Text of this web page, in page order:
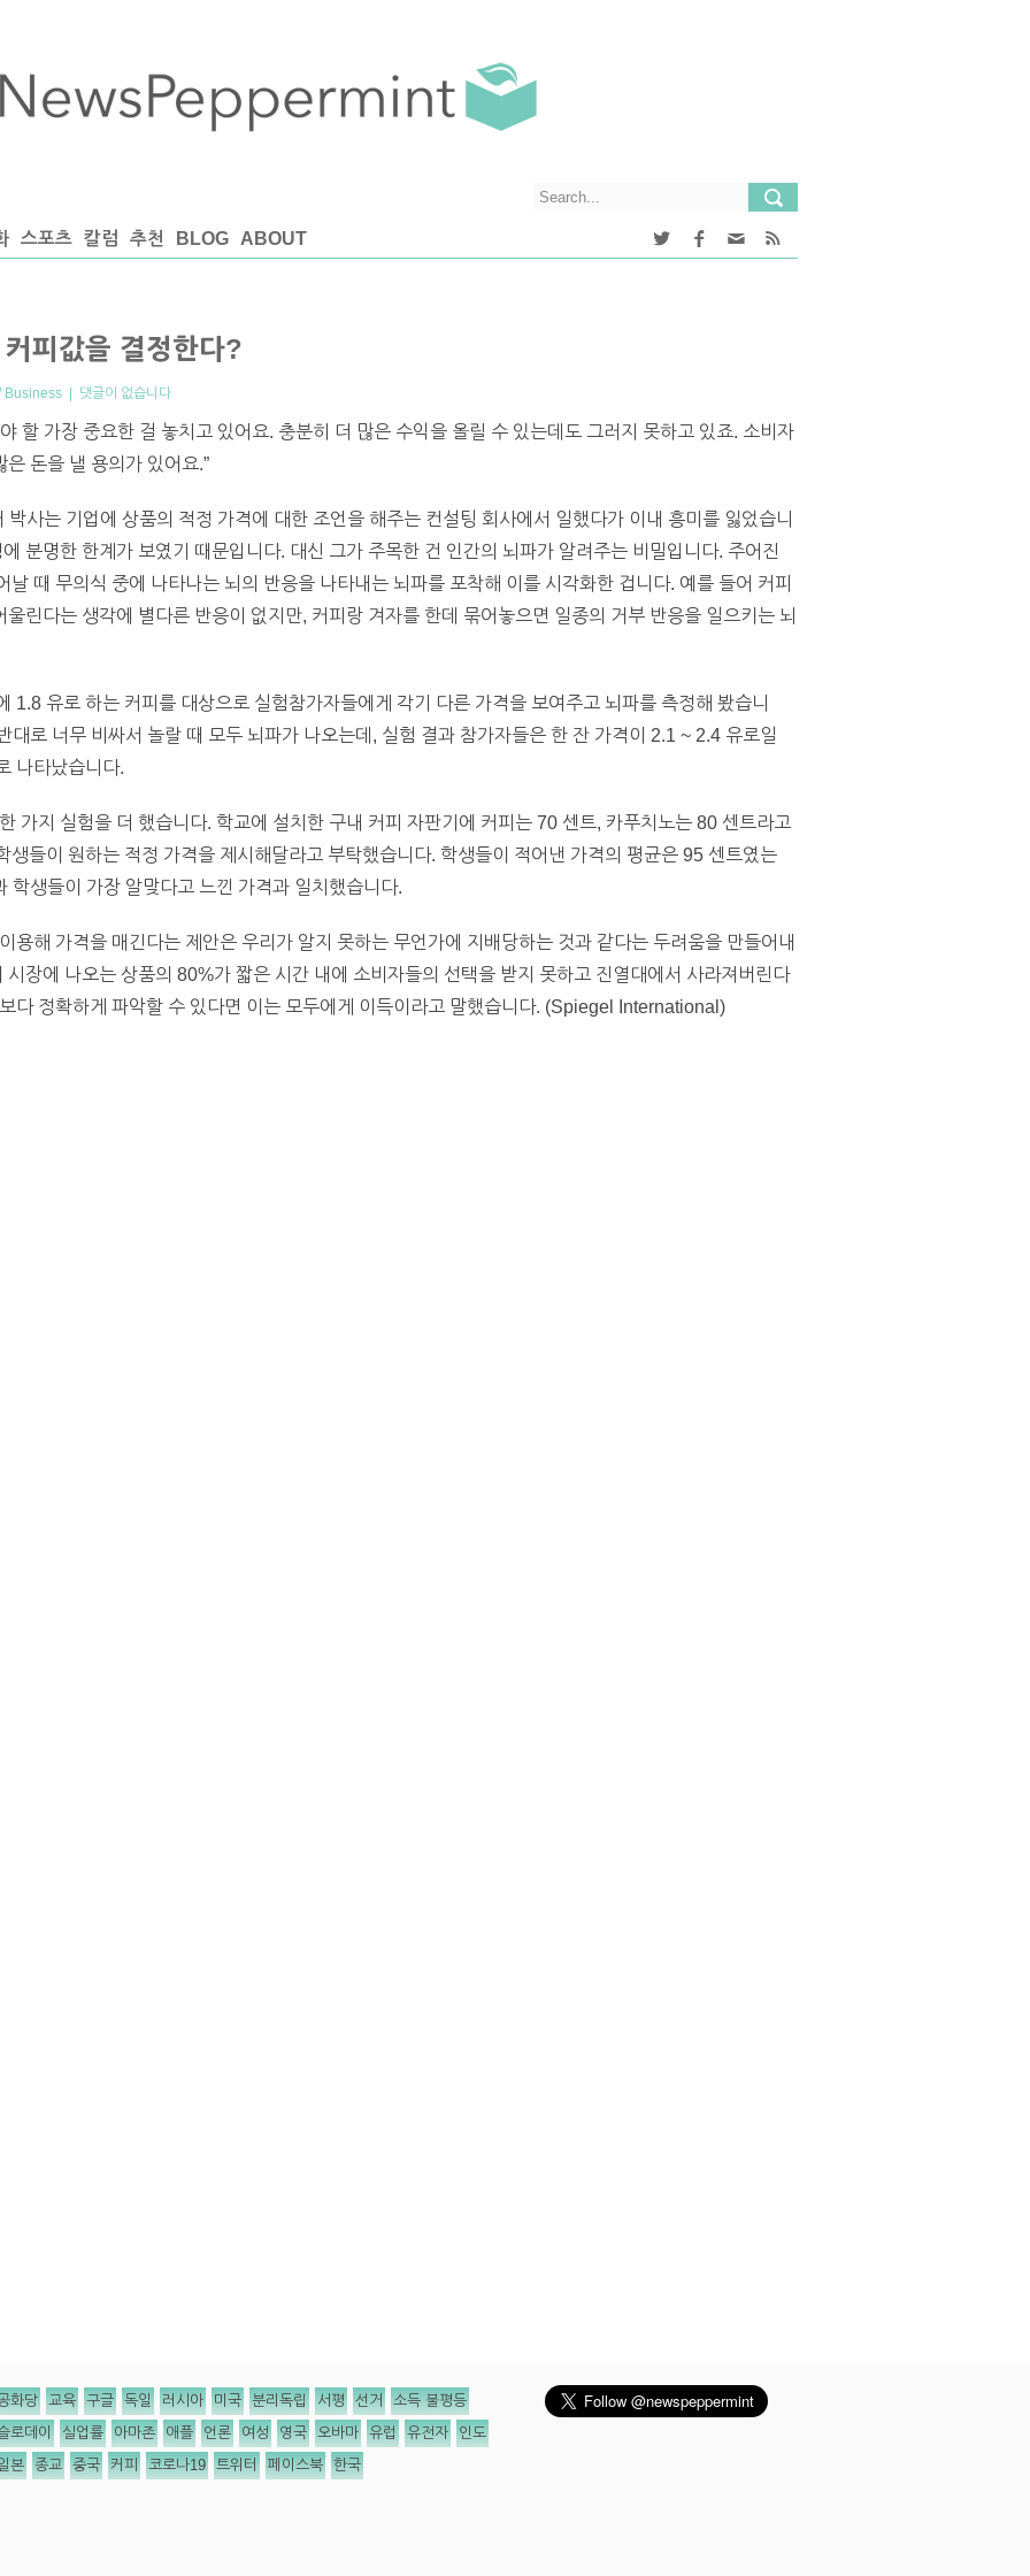
스포츠 칼럼 추천 BLOG ABOUT
피값을 결정한다?
Business | 댓글이 없습니다
할 가장 중요한 걸 놓치고 있어요. 충분히 더 많은 수익을 올릴 수 있는데도 그러지 못하고 있죠. 소비자
돈을 낼 용의가 있어요.”
사는 기업에 상품의 적정 가격에 대한 조언을 해주는 컨설팅 회사에서 일했다가 이내 흥미를 잃었습니
분명한 한계가 보였기 때문입니다. 대신 그가 주목한 건 인간의 뇌파가 알려주는 비밀입니다. 주어진
때 무의식 중에 나타나는 뇌의 반응을 나타내는 뇌파를 포착해 이를 시각화한 겁니다. 예를 들어 커피
린다는 생각에 별다른 반응이 없지만, 커피랑 겨자를 한데 묶어놓으면 일종의 거부 반응을 일으키는 뇌
1.8 유로 하는 커피를 대상으로 실험참가자들에게 각기 다른 가격을 보여주고 뇌파를 측정해 봤습니
대로 너무 비싸서 놀랄 때 모두 뇌파가 나오는데, 실험 결과 참가자들은 한 잔 가격이 2.1 ~ 2.4 유로일
나타났습니다.
가지 실험을 더 했습니다. 학교에 설치한 구내 커피 자판기에 커피는 70 센트, 카푸치노는 80 센트라고
생들이 원하는 적정 가격을 제시해달라고 부탁했습니다. 학생들이 적어낸 가격의 평균은 95 센트였는
학생들이 가장 알맞다고 느낀 가격과 일치했습니다.
용해 가격을 매긴다는 제안은 우리가 알지 못하는 무언가에 지배당하는 것과 같다는 두려움을 만들어내
장에 나오는 상품의 80%가 짧은 시간 내에 소비자들의 선택을 받지 못하고 진열대에서 사라져버린다
다 정확하게 파악할 수 있다면 이는 모두에게 이득이라고 말했습니다. (Spiegel International)
화당 교육 구글 독일 러시아 미국 분리독립 서평 선거 소득 불평등
로데이 실업률 아마존 애플 언론 여성 영국 오바마 유럽 유전자 인도
본 종교 중국 커피 코로나19 트위터 페이스북 한국